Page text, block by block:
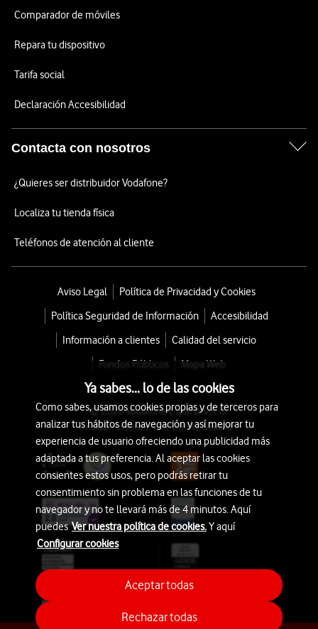
Comparador de móviles
Repara tu dispositivo
Tarifa social
Declaración Accesibilidad
Contacta con nosotros
¿Quieres ser distribuidor Vodafone?
Localiza tu tienda física
Teléfonos de atención al cliente
Aviso Legal
Política de Privacidad y Cookies
Política Seguridad de Información
Accesibilidad
Información a clientes
Calidad del servicio
Fondos Públicos
Mapa Web
© 2026 Vodafone España S.A.U.
Avda. América 115, 28042 Madrid
Ya sabes... lo de las cookies
Como sabes, usamos cookies propias y de terceros para
analizar tus hábitos de navegación y así mejorar tu
experiencia de usuario ofreciendo una publicidad más
adaptada a tus preferencia. Al aceptar las cookies
consientes estos usos, pero podrás retirar tu
consentimiento sin problema en las funciones de tu
navegador y no te llevará más de 4 minutos. Aquí
puedesVer nuestra política de cookies.Y aquí
Configurar cookies
Rechazar todas
Aceptar todas